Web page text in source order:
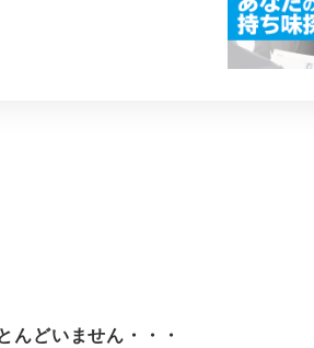
んどいません・・・